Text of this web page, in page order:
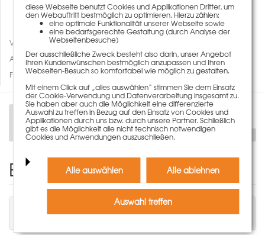
Vergleichen
Auf den Merkzettel
Fragen zum Artikel
Beschreibung
Einen Kommentar schreiben
Sie müssen angemeldet sein, um einen
Kommentar schreiben zu können.
diese Webseite benutzt Cookies und Applikationen Dritter, um
den Webauftritt bestmöglich zu optimieren. Hierzu zählen:
eine optimale Funktionalität unserer Webseite sowie
eine bedarfsgerechte Gestaltung (durch Analyse der
Webseitenbesuche)
Der ausschließliche Zweck besteht also darin, unser Angebot
Ihren Kundenwünschen bestmöglich anzupassen und Ihren
Webseiten-Besuch so komfortabel wie möglich zu gestalten.
Mit einem Click auf „alles auswählen“ stimmen Sie dem Einsatz
der Cookie-Verwendung und Datenverarbeitung insgesamt zu.
Sie haben aber auch die Möglichkeit eine differenzierte
Auswahl zu treffen in Bezug auf den Einsatz von Cookies und
Applikationen durch uns bzw. durch unsere Partner. Schließlich
gibt es die Möglichkeit alle nicht technisch notwendigen
Cookies und Anwendungen auszuschließen.
Alle auswählen Alle ablehnen
Auswahl treffen